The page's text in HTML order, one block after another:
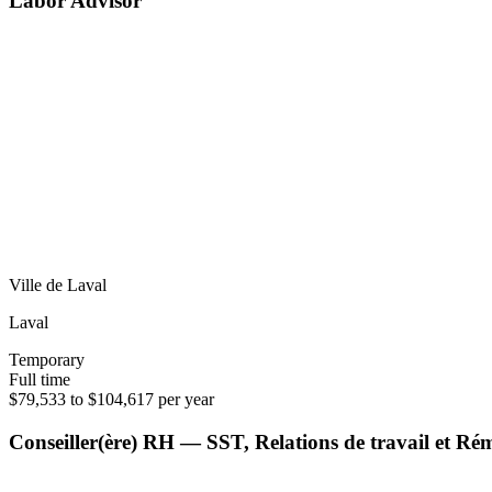
Ville de Laval
Laval
Temporary
Full time
$79,533 to $104,617 per year
Conseiller(ère) RH — SST, Relations de travail et